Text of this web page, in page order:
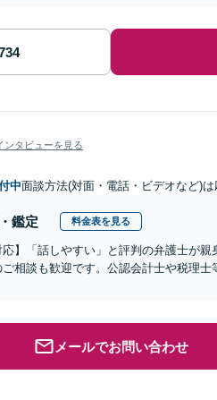
ンタビューを見る
中面談方法(対面・電話・ビデオなど)は
鑑定 料金表を見る
応】「話しやすい」と評判の弁護士が
相談も歓迎です。公認会計士や税理
メールでお問い合わせ